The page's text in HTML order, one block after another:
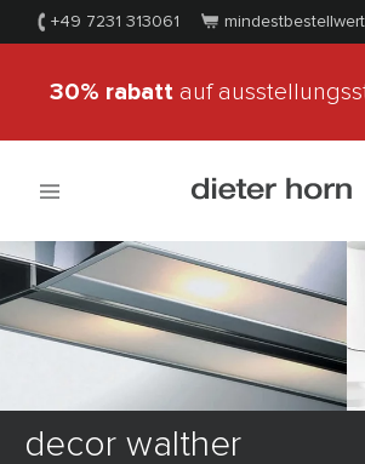
+49 7231 313061
30% rabatt auf
decor walther